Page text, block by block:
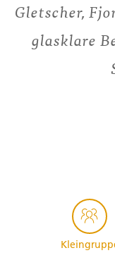
Gletscher,
glasklare